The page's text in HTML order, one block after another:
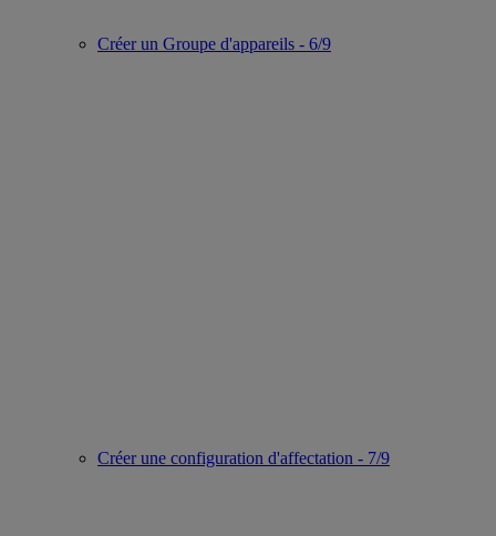
Créer un Groupe d'appareils - 6/9
Créer une configuration d'affectation - 7/9